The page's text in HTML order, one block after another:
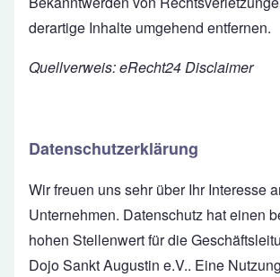
derartige Inhalte umgehend entfernen.
Quellverweis:eRecht24 Disclaimer
Datenschutzerklärung
Wir freuen uns sehr über Ihr Interesse
Unternehmen. Datenschutz hat einen
hohen Stellenwert für die
Dojo Sankt Augustin e.V.. Eine